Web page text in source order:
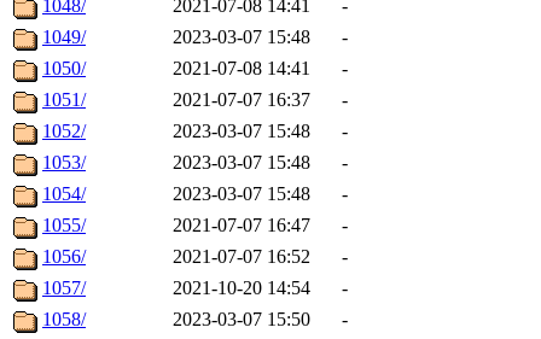
1048/
2021-07-08 14:41
-
1049/
2023-03-07 15:48
-
1050/
2021-07-08 14:41
-
1051/
2021-07-07 16:37
-
1052/
2023-03-07 15:48
-
1053/
2023-03-07 15:48
-
1054/
2023-03-07 15:48
-
1055/
2021-07-07 16:47
-
1056/
2021-07-07 16:52
-
1057/
2021-10-20 14:54
-
1058/
2023-03-07 15:50
-